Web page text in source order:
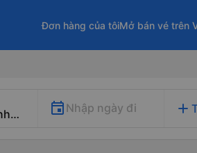
Đơn hàng của tôiMở bán vé trên
Nhập ngày đi add